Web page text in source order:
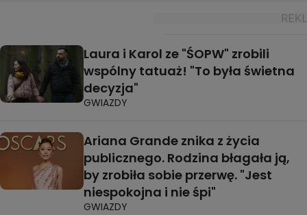
Laura i Karol ze "ŚOPW" zrobili
wspólny tatuaż! "To była świetna
decyzja"
GWIAZDY
Ariana Grande znika z życia
publicznego. Rodzina błagała ją,
by zrobiła sobie przerwę. "Jest
niespokojna i nie śpi"
GWIAZDY